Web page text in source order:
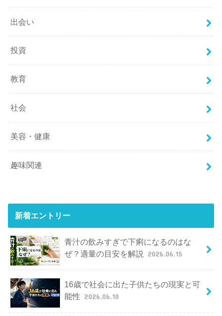
出会い
投資
教育
社会
美容・健康
趣味関連
新着エントリー
青汁の飲みすぎで下痢になるのはな
ぜ？適量の目安を解説
2026.06.15
16歳で社会に出た子供たちの現実と可
能性 2026.06.10